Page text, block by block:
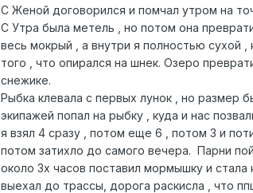
С Женой договорился и помчал утром на
С Утра была метель , но потом она
весь мокрый , а внутри я полностью сухой
того , что опирался на шнек. Озеро
снежике.
Рыбка клевала с первых лунок , но размер
экипажей попал на рыбку , куда и нас
я взял 4 сразу , потом еще 6 , потом 3 и
потом затихло до самого вечера. Парни
около 3х часов поставил мормышку и
выехал до трассы, дорога раскисла , что